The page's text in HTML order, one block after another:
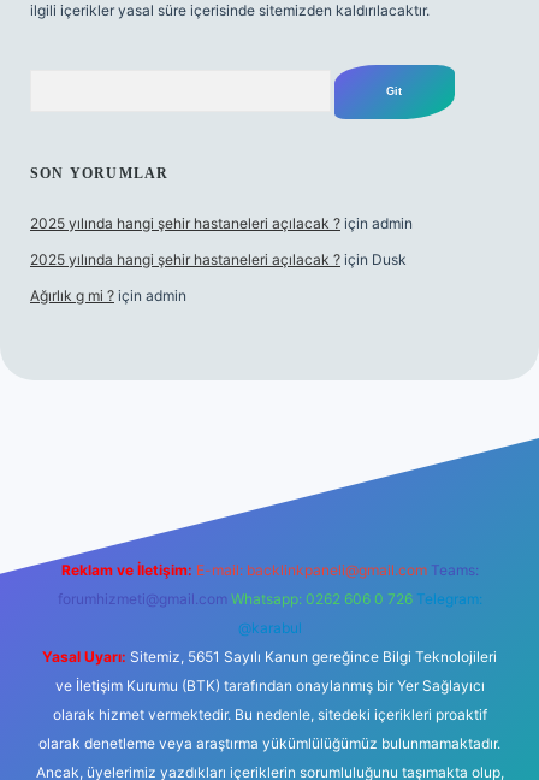
ilgili içerikler yasal süre içerisinde sitemizden kaldırılacaktır.
SON YORUMLAR
2025 yılında hangi şehir hastaneleri açılacak ? için admin
2025 yılında hangi şehir hastaneleri açılacak ? için Dusk
Ağırlık g mi ? için admin
Reklam ve İletişim: E-mail: backlinkpaneli@gmail.com Teams:
forumhizmeti@gmail.com Whatsapp: 0262 606 0 726 Telegram:
@karabul
Yasal Uyarı: Sitemiz, 5651 Sayılı Kanun gereğince Bilgi Teknolojileri
ve İletişim Kurumu (BTK) tarafından onaylanmış bir Yer Sağlayıcı
olarak hizmet vermektedir. Bu nedenle, sitedeki içerikleri proaktif
olarak denetleme veya araştırma yükümlülüğümüz bulunmamaktadır.
Ancak, üyelerimiz yazdıkları içeriklerin sorumluluğunu taşımakta olup,